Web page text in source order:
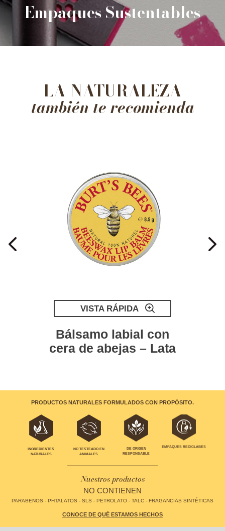
Empaques Sustentables
LA NATURALEZA
también te recomienda
VISTA RÁPIDA
Bálsamo labial con
cera de abejas – Lata
PRODUCTOS NATURALES FORMULADOS CON PROPÓSITO.
INGREDIENTES
NATURALES
NO TESTEADO EN
ANIMALES
DE ORIGEN
RESPONSABLE
EMPAQUES RECICLABES
Nuestros productos
NO CONTIENEN
PARABENOS - PHTALATOS - SLS - PETROLATO - TALC - FRAGANCIAS SINTÉTICAS
CONOCE DE QUÉ ESTAMOS HECHOS